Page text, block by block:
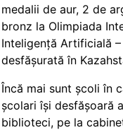
medalii de aur, 2 de
bronz la Olimpiada
Inteligență Artificială –
desfășurată în
Încă mai sunt școli în
școlari își desfășoară
biblioteci, pe la